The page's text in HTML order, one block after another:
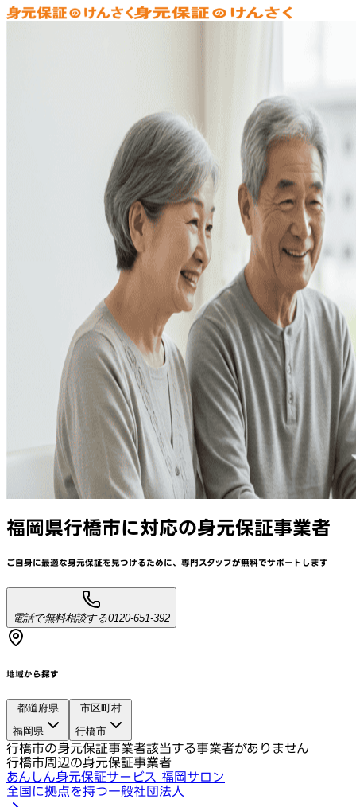
福岡県行橋市に対応の身元保証事業者
ご自身に最適な身元保証を見つけるために、 専門スタッフが無料でサポートします
電話で無料相談する0120-651-392
地域から探す
都道府県
福岡県
市区町村
行橋市
行橋市の身元保証事業者該当する事業者がありません
行橋市周辺の身元保証事業者
あんしん身元保証サービス 福岡サロン
全国に拠点を持つ一般社団法人